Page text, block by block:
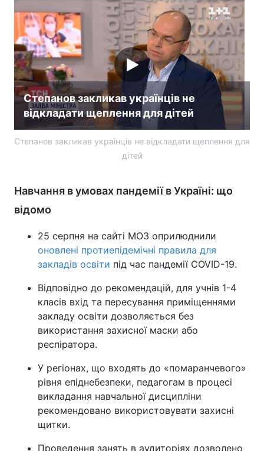
Тема оформлення
Степанов закликав українців не
відкладати щеплення для дітей
Степанов закликав українців не відкладати щеплення для
дітей
Навчання в умовах пандемії в Україні: що
відомо
25 серпня на сайті МОЗ оприлюднили
оновлені протиепідемічні правила для
закладів освіти під час пандемії COVID-19.
Відповідно до рекомендацій, для учнів 1-4
класів вхід та пересування приміщеннями
закладу освіти дозволяється без
використання захисної маски або
респіратора.
У регіонах, що входять до «помаранчевого»
рівня епіднебезпеки, педагогам в процесі
викладання навчальної дисципліни
рекомендовано використовувати захисні
щитки.
Проведення занять в аудиторіях дозволено